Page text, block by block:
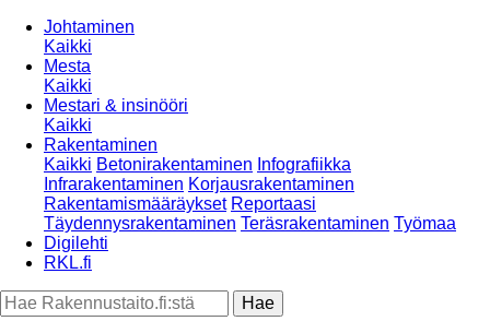
Johtaminen
Kaikki
Mesta
Kaikki
Mestari & insinööri
Kaikki
Rakentaminen
Kaikki Betonirakentaminen Infografiikka
Infrarakentaminen Korjausrakentaminen
Rakentamismääräykset Reportaasi
Täydennysrakentaminen Teräsrakentaminen Työmaa
Digilehti
RKL.fi